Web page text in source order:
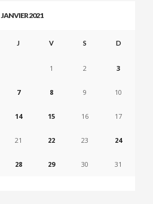
JANVIER 2021
J V S D
1 2 3
7 8 9 10
14 15 16 17
21 22 23 24
28 29 30 31